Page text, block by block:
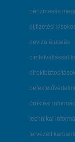
pénzmosás
díjfizetési
deviza átutalás
címletváltással
öröklési
technikai
tervezett